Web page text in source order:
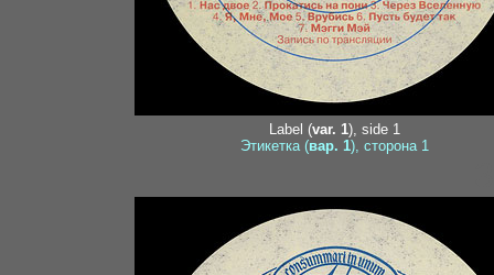
Label (var. 1), side 1
Этикетка (вар. 1), сторона 1